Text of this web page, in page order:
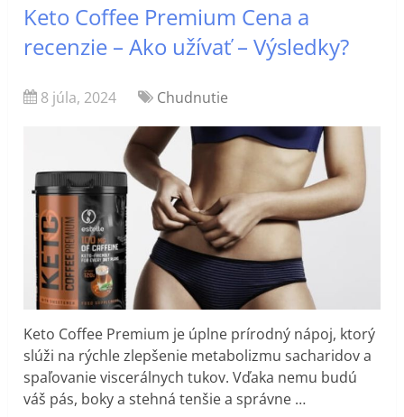
Keto Coffee Premium Cena a
recenzie – Ako užívať – Výsledky?
8 júla, 2024 Chudnutie
Keto Coffee Premium je úplne prírodný nápoj, ktorý
slúži na rýchle zlepšenie metabolizmu sacharidov a
spaľovanie viscerálnych tukov. Vďaka nemu budú
váš pás, boky a stehná tenšie a správne …